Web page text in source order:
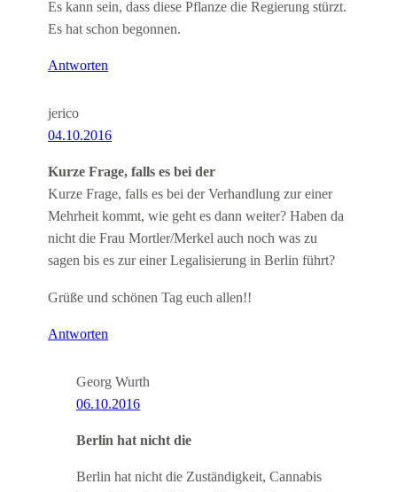
Es kann sein, dass diese Pflanze die Regierung stürzt.
Es hat schon begonnen.
Antworten
jerico
04.10.2016
Kurze Frage, falls es bei der
Kurze Frage, falls es bei der Verhandlung zur einer
Mehrheit kommt, wie geht es dann weiter? Haben da
nicht die Frau Mortler/Merkel auch noch was zu
sagen bis es zur einer Legalisierung in Berlin führt?
Grüße und schönen Tag euch allen!!
Antworten
Georg Wurth
06.10.2016
Berlin hat nicht die
Berlin hat nicht die Zuständigkeit, Cannabis